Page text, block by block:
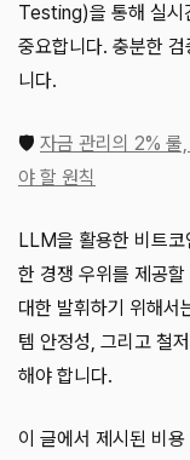
Testing)을 통해 실시
중요합니다. 충분한
니다.
🛡️ 자금 관리의 2% 룰
야 할 원칙
LLM을 활용한 비트
한 경쟁 우위를 제공
대한 발휘하기 위해서
템 안정성, 그리고 철
해야 합니다.
이 글에서 제시된 비